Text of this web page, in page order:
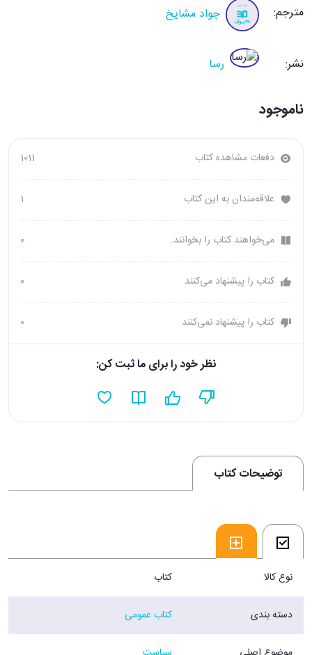
مترجم: جواد مشایخ
نشر: رسا
ناموجود
دفعات مشاهده کتاب 1011
علاقه‌مندان به این کتاب 1
می‌خواهند کتاب را بخوانند. 0
کتاب را پیشنهاد می‌کنند 0
کتاب را پیشنهاد نمی‌کنند 0
نظر خود را برای ما ثبت کن:
توضیحات کتاب
نوع کالا کتاب
دسته بندی کتاب عمومی